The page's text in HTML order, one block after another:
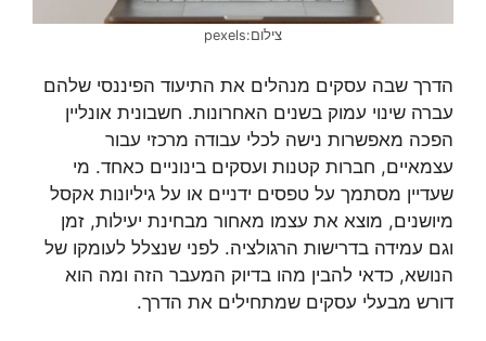
צילום:pexels
הדרך שבה עסקים מנהלים את התיעוד הפיננסי שלהם
עברה שינוי עמוק בשנים האחרונות. חשבונית אונליין
הפכה מאפשרות נישה לכלי עבודה מרכזי עבור
עצמאיים, חברות קטנות ועסקים בינוניים כאחד. מי
שעדיין מסתמך על טפסים ידניים או על גיליונות אקסל
מיושנים, מוצא את עצמו מאחור מבחינת יעילות, זמן
וגם עמידה בדרישות הרגולציה. לפני שנצלל לעומקו של
הנושא, כדאי להבין מהו בדיוק המעבר הזה ומה הוא
דורש מבעלי עסקים שמתחילים את הדרך.